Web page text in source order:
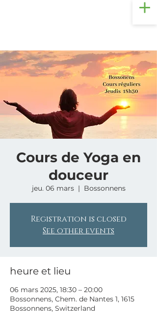
Cours de Yoga en
douceur
jeu. 06 mars
  |
Bossonnens
Registration is closed
See other events
heure et lieu
06 mars 2025, 18:30 – 20:00
Bossonnens, Chem. de Nantes 1, 1615
Bossonnens, Switzerland